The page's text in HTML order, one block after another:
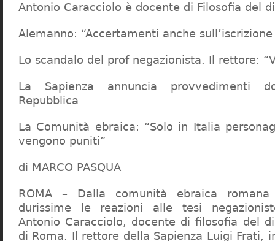
Antonio Caracciolo è docente di Filosofia del
Alemanno: “Accertamenti anche
Lo scandalo del prof negazionista. Il rettore:
La Sapienza annuncia provvedimenti
Repubblica
La Comunità ebraica: “Solo in Italia
vengono puniti”
di MARCO PASQUA
ROMA – Dalla comunità ebraica
durissime le reazioni alle tesi
Antonio Caracciolo, docente di filosofia del
di Roma. Il rettore della Sapienza Luigi Frati,